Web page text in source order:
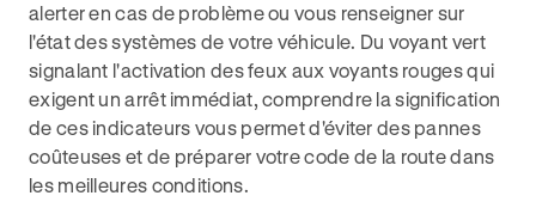
alerter en cas de problème ou vous renseigner sur
l'état des systèmes de votre véhicule. Du voyant vert
signalant l'activation des feux aux voyants rouges qui
exigent un arrêt immédiat, comprendre la signification
de ces indicateurs vous permet d'éviter des pannes
coûteuses et de préparer votre code de la route dans
les meilleures conditions.